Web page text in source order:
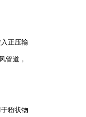
正压输
管道，
粉状物